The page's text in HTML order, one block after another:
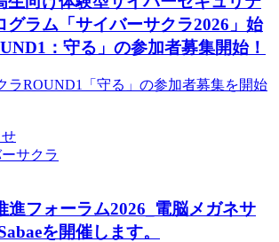
グラム「サイバーサクラ2026」始
：守る」の参加者募集開始！
ラROUND1「守る」の参加者募集を開始
サクラ
進フォーラム2026_電脳メガネサ
を開催します。